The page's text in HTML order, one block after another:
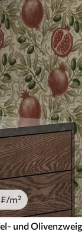
₣/m²